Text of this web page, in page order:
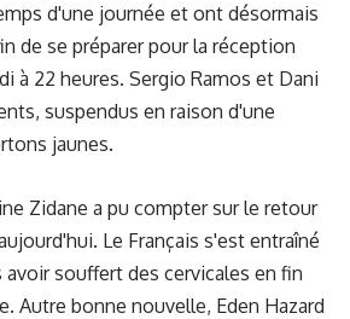
d'une journée et ont désormais
de se préparer pour la réception
à 22 heures. Sergio Ramos et Dani
suspendus en raison d'une
jaunes.
Zidane a pu compter sur le retour
Le Français s'est entraîné
souffert des cervicales en fin
Autre bonne nouvelle, Eden Hazard